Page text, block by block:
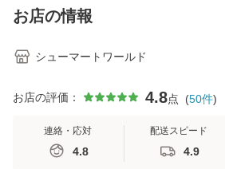
and slide 205392
126 4CC
お店の情報
シューマートワールド
お店の評価： 4.8点 (50件)
連絡・応対
4.8
配送スピード
4.9